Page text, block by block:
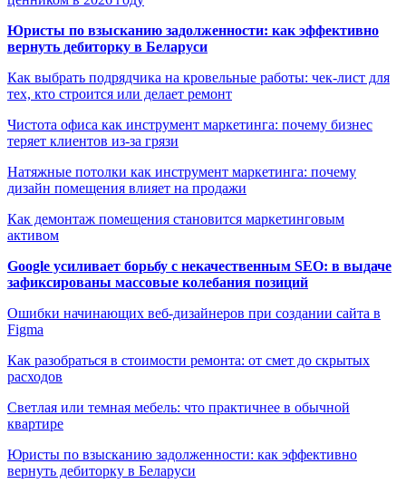
Юристы по взысканию задолженности: как эффективно
вернуть дебиторку в Беларуси
Как выбрать подрядчика на кровельные работы: чек-лист для
тех, кто строится или делает ремонт
Чистота офиса как инструмент маркетинга: почему бизнес
теряет клиентов из-за грязи
Натяжные потолки как инструмент маркетинга: почему
дизайн помещения влияет на продажи
Как демонтаж помещения становится маркетинговым
активом
Google усиливает борьбу с некачественным SEO: в выдаче
зафиксированы массовые колебания позиций
Ошибки начинающих веб-дизайнеров при создании сайта в
Figma
Как разобраться в стоимости ремонта: от смет до скрытых
расходов
Светлая или темная мебель: что практичнее в обычной
квартире
Юристы по взысканию задолженности: как эффективно
вернуть дебиторку в Беларуси